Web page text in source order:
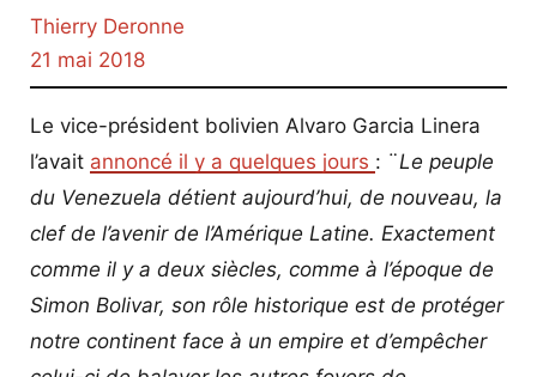
Thierry Deronne
21 mai 2018
Le vice-président bolivien Alvaro Garcia Linera
l’avait annoncé il y a quelques jours : ¨Le peuple
du Venezuela détient aujourd’hui, de nouveau, la
clef de l’avenir de l’Amérique Latine. Exactement
comme il y a deux siècles, comme à l’époque de
Simon Bolivar, son rôle historique est de protéger
notre continent face à un empire et d’empêcher